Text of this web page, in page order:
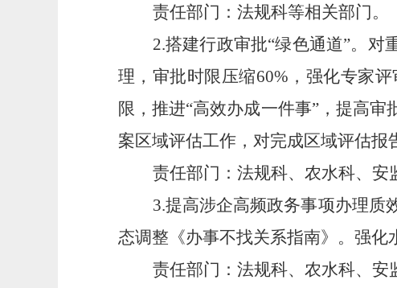
责任部门：法规科等相关部门。
2.搭建行政审批“绿色通道”。
理，审批时限压缩60%，强化专家
限，推进“高效办成一件事”，提高
案区域评估工作，对完成区域评估报
责任部门：法规科、农水科、安
3.提高涉企高频政务事项办理质
态调整《办事不找关系指南》。强化
责任部门：法规科、农水科、安